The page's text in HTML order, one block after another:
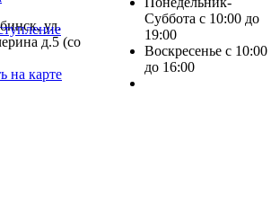
ул.
д.5 (со
на карте
Суббота с 10:00 до
19:00
Воскресенье с 10:00
до 16:00